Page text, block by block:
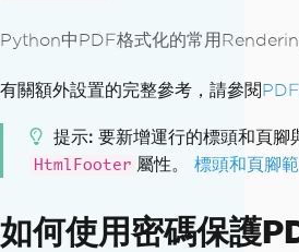
Python中PDF格式化的常用
有關額外設置的完整參考，請參閱
提示 要新增運行的標頭和頁腳
HtmlFooter 屬性。 標頭和頁腳
如何使用密碼保護